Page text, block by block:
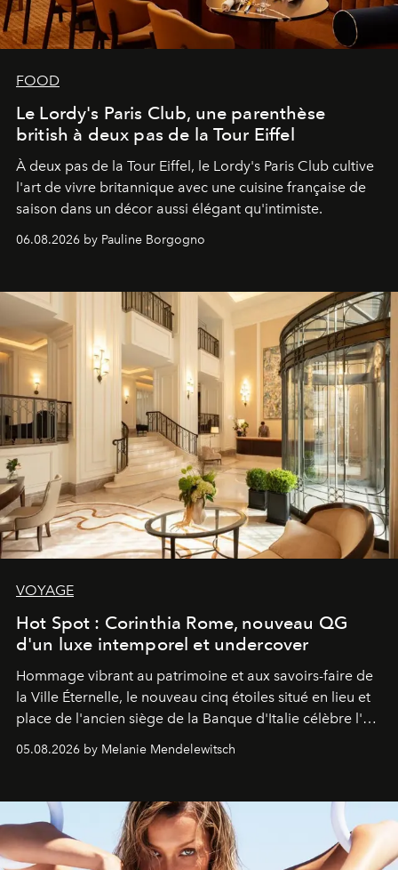
FOOD
Le Lordy's Paris Club, une parenthèse
british à deux pas de la Tour Eiffel
À deux pas de la Tour Eiffel, le Lordy's Paris Club cultive
l'art de vivre britannique avec une cuisine française de
saison dans un décor aussi élégant qu'intimiste.
06.08.2026 by Pauline Borgogno
VOYAGE
Hot Spot : Corinthia Rome, nouveau QG
d'un luxe intemporel et undercover
Hommage vibrant au patrimoine et aux savoirs-faire de
la Ville Éternelle, le nouveau cinq étoiles situé en lieu et
place de l'ancien siège de la Banque d'Italie célèbre l'art
05.08.2026 by Melanie Mendelewitsch